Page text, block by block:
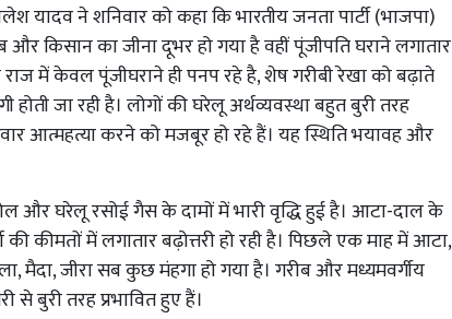
यादव ने शनिवार को कहा कि भारतीय जनता पार्टी (भाजपा)
किसान का जीना दूभर हो गया है वहीं पूंजीपति घराने लगातार
में केवल पूंजीघराने ही पनप रहे है, शेष गरीबी रेखा को बढ़ाते
जा रही है। लोगों की घरेलू अर्थव्यवस्था बहुत बुरी तरह
आत्महत्या करने को मजबूर हो रहे हैं। यह स्थिति भयावह और
और घरेलू रसोई गैस के दामों में भारी वृद्धि हुई है। आटा-दाल के
कीमतों में लगातार बढ़ोत्तरी हो रही है। पिछले एक माह में आटा,
जीरा सब कुछ मंहगा हो गया है। गरीब और मध्यमवर्गीय
से बुरी तरह प्रभावित हुए हैं।